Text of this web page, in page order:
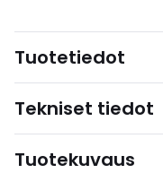
Tuotetiedot
Tekniset tiedot
Tuotekuvaus